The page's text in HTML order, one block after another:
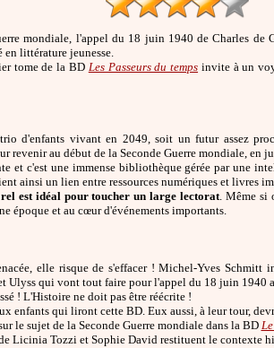
mondiale, l'appel du 18 juin 1940 de Charles de
en littérature jeunesse.
tome de la BD Les Passeurs du temps invite à un
d'enfants vivant en 2049, soit un futur assez
revenir au début de la Seconde Guerre mondiale, en
et c'est une immense bibliothèque gérée par une
ainsi un lien entre ressources numériques et livres
est idéal pour toucher un large lectorat. Même si
époque et au cœur d'événements importants.
elle risque de s'effacer ! Michel-Yves
Ulyss qui vont tout faire pour l'appel du 18 juin 1940
! L'Histoire ne doit pas être réécrite !
enfants qui liront cette BD. Eux aussi, à leur tour,
le sujet de la Seconde Guerre mondiale dans la BD
Licinia Tozzi et Sophie David restituent le contexte